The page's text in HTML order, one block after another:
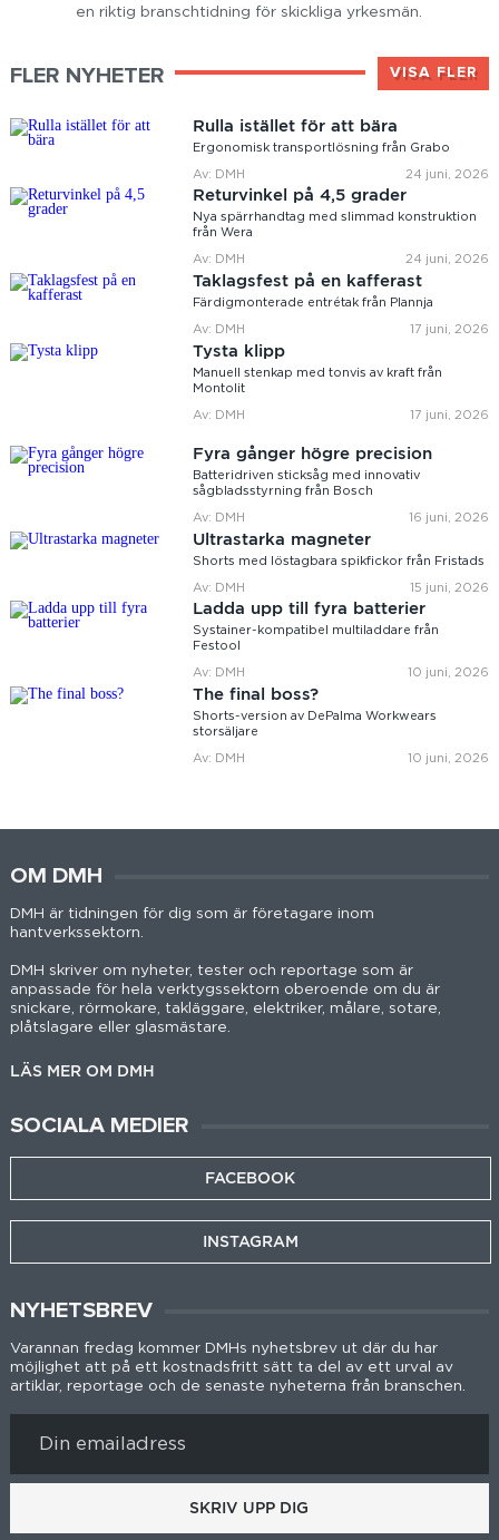
en riktig branschtidning för skickliga yrkesmän.
FLER NYHETER VISA FLER
Rulla istället för att bära
Ergonomisk transportlösning från Grabo
Av: DMH 24 juni, 2026
Returvinkel på 4,5 grader
Nya spärrhandtag med slimmad konstruktion
från Wera
Av: DMH 24 juni, 2026
Taklagsfest på en kafferast
Färdigmonterade entrétak från Plannja
Av: DMH 17 juni, 2026
Tysta klipp
Manuell stenkap med tonvis av kraft från
Montolit
Av: DMH 17 juni, 2026
Fyra gånger högre precision
Batteridriven sticksåg med innovativ
sågbladsstyrning från Bosch
Av: DMH 16 juni, 2026
Ultrastarka magneter
Shorts med löstagbara spikfickor från Fristads
Av: DMH 15 juni, 2026
Ladda upp till fyra batterier
Systainer-kompatibel multiladdare från
Festool
Av: DMH 10 juni, 2026
The final boss?
Shorts-version av DePalma Workwears
storsäljare
Av: DMH 10 juni, 2026
OM DMH
DMH är tidningen för dig som är företagare inom
hantverkssektorn.
DMH skriver om nyheter, tester och reportage som är
anpassade för hela verktygssektorn oberoende om du är
snickare, rörmokare, takläggare, elektriker, målare, sotare,
plåtslagare eller glasmästare.
LÄS MER OM DMH
SOCIALA MEDIER
FACEBOOK
INSTAGRAM
NYHETSBREV
Varannan fredag kommer DMHs nyhetsbrev ut där du har
möjlighet att på ett kostnadsfritt sätt ta del av ett urval av
artiklar, reportage och de senaste nyheterna från branschen.
SKRIV UPP DIG